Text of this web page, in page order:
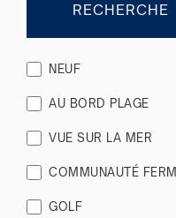
RECHERCHE
NEUF
AU BORD PLAGE
VUE SUR LA MER
COMMUNAUTÉ
GOLF